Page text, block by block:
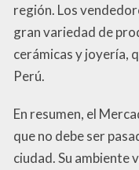
región. Los
gran variedad de
cerámicas y joyería,
Perú.
En resumen, el
que no debe ser
ciudad. Su